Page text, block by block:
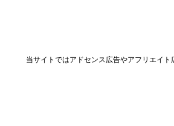
当サイトではアドセンス広告やアフリエイト